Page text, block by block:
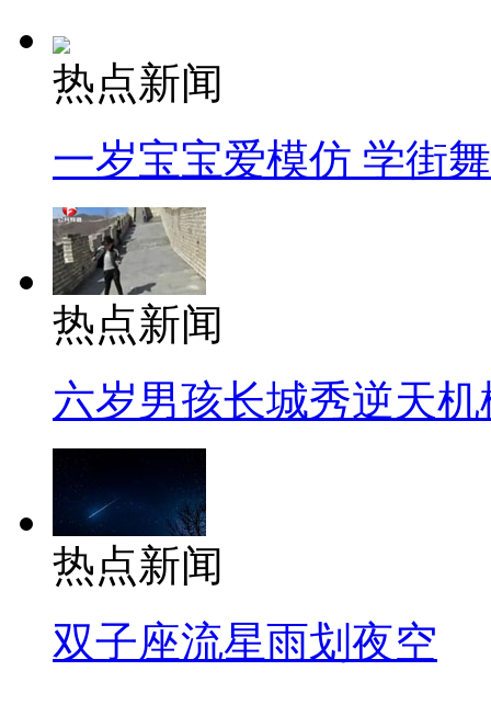
热点新闻
一岁宝宝爱模仿 学街
热点新闻
六岁男孩长城秀逆天机
热点新闻
双子座流星雨划夜空